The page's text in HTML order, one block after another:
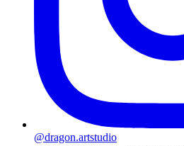
@dragon.artstudio